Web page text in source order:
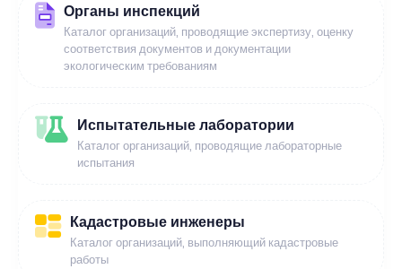
Органы инспекций
Каталог организаций, проводящие экспертизу, оценку
соответствия документов и документации
экологическим требованиям
Испытательные лаборатории
Каталог организаций, проводящие лабораторные
испытания
Кадастровые инженеры
Каталог организаций, выполняющий кадастровые
работы